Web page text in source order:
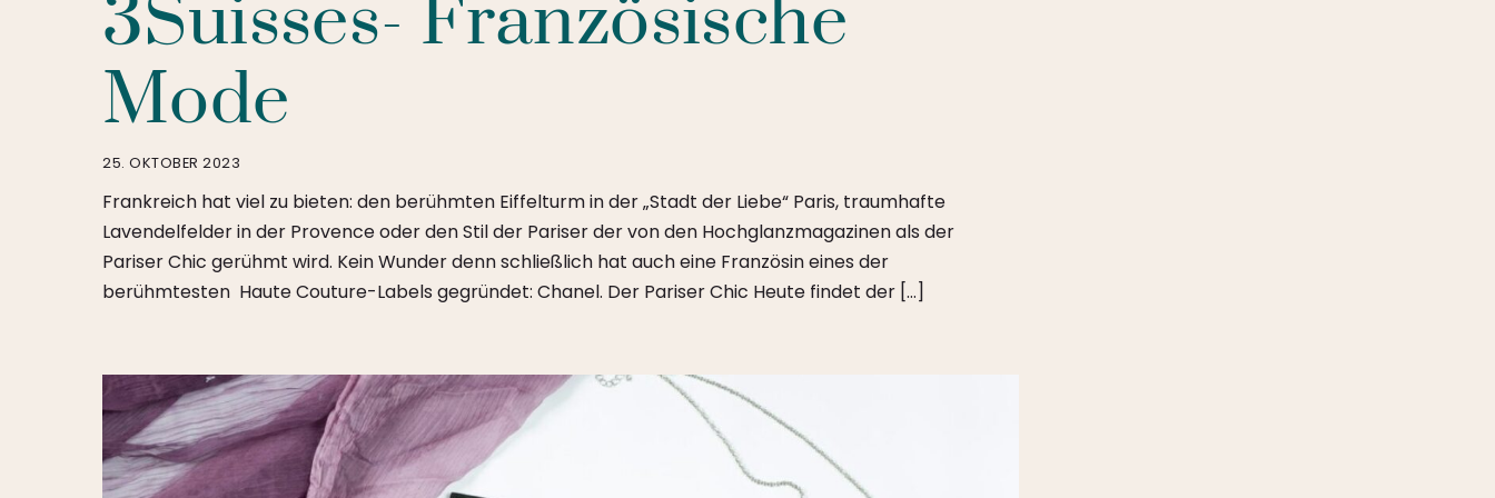
25. OKTOBER 2023
3Suisses- Französische
Mode
Frankreich hat viel zu bieten: den berühmten Eiffelturm in der „Stadt der Liebe“ Paris, traumhafte
Lavendelfelder in der Provence oder den Stil der Pariser der von den Hochglanzmagazinen als der
Pariser Chic gerühmt wird. Kein Wunder denn schließlich hat auch eine Französin eines der
berühmtesten Haute Couture-Labels gegründet: Chanel. Der Pariser Chic Heute findet der […]